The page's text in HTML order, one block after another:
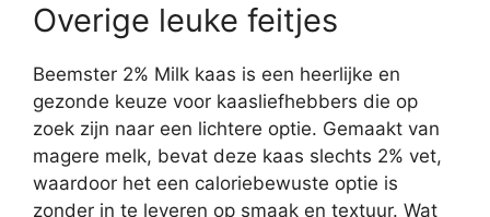
Overige leuke feitjes
Beemster 2% Milk kaas is een heerlijke en
gezonde keuze voor kaasliefhebbers die op
zoek zijn naar een lichtere optie. Gemaakt van
magere melk, bevat deze kaas slechts 2% vet,
waardoor het een caloriebewuste optie is
zonder in te leveren op smaak en textuur. Wat